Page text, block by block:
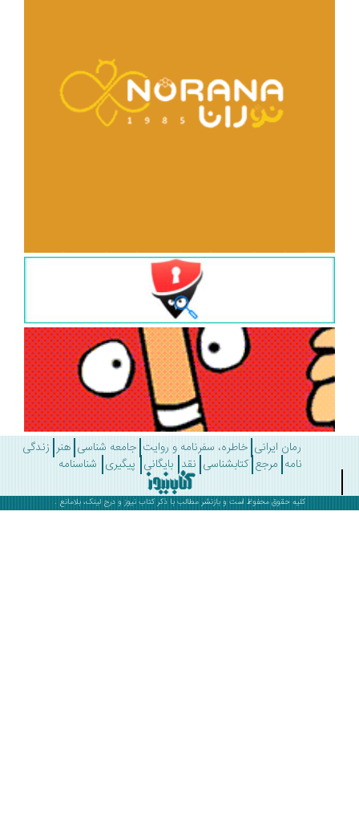
رمان ایرانی خاطره، سفرنامه و روایت جامعه شناسی هنر زندگی
مرجع کتابشناسی نقد بایگانی پیگیری شناسنامه
کلیه حقوق محفوظ است و بازنشر مطالب با ذکرکتاب نیوزو درج لینک، بلامانع .